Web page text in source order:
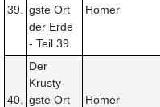
39.
gste Ort
der Erde
- Teil 39
Homer
40.
Der
Krusty-
gste Ort
Homer